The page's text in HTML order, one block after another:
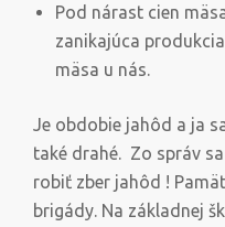
Pod nárast cien
zanikajúca
mäsa u nás.
Je obdobie jahôd a ja
také drahé. Zo správ
robiť zber jahôd !
brigády. Na základnej